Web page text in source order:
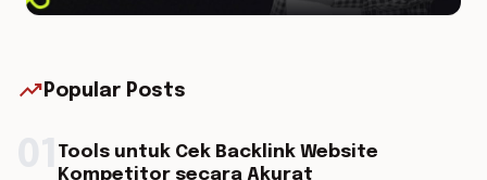
trending_up Popular Posts
Tools untuk Cek Backlink Website
Kompetitor secara Akurat